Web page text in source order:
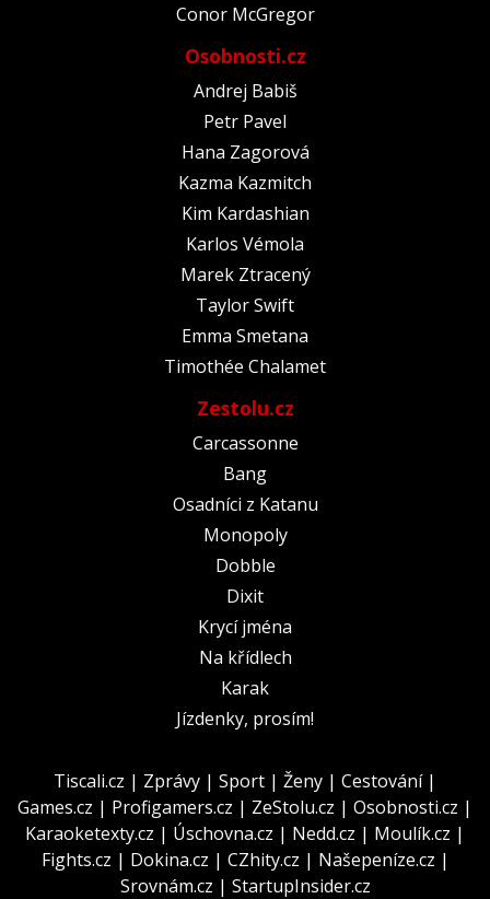
Conor McGregor
Osobnosti.cz
Andrej Babiš
Petr Pavel
Hana Zagorová
Kazma Kazmitch
Kim Kardashian
Karlos Vémola
Marek Ztracený
Taylor Swift
Emma Smetana
Timothée Chalamet
Zestolu.cz
Carcassonne
Bang
Osadníci z Katanu
Monopoly
Dobble
Dixit
Krycí jména
Na křídlech
Karak
Jízdenky, prosím!
Tiscali.cz | Zprávy | Sport | Ženy | Cestování|
Games.cz | Profigamers.cz | ZeStolu.cz | Osobnosti.cz |
Karaoketexty.cz | Úschovna.cz | Nedd.cz | Moulík.cz |
Fights.cz | Dokina.cz | CZhity.cz | Našepeníze.cz |
Srovnám.cz | StartupInsider.cz